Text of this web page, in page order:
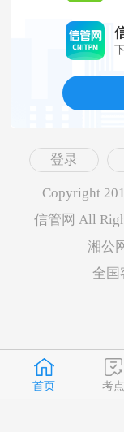
首页 考点
登录
Copyright
信管网 All
湘公
全国